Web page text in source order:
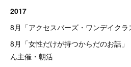
2017
8月「アクセスバーズ・ワンデイク
8月「女性だけが持つからだのお話
ん主催・朝活